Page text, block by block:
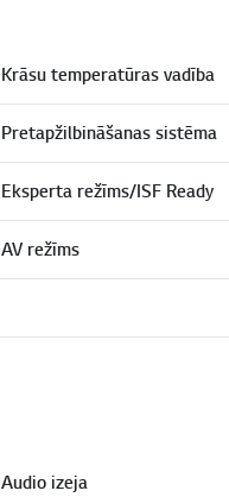
Krāsu temperatūras vadība
Pretapžilbināšanas sistēma
Eksperta režīms/ISF Ready
AV režīms
Audio izeja